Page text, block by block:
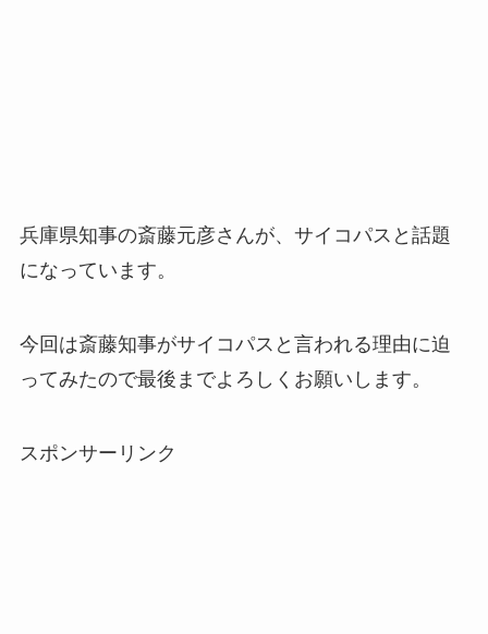
兵庫県知事の斎藤元彦さんが、サイコパスと話題
になっています。
今回は斎藤知事がサイコパスと言われる理由に迫
ってみたので最後までよろしくお願いします。
スポンサーリンク